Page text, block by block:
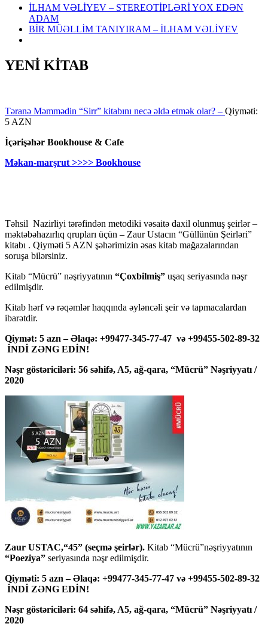
İLHAM VƏLİYEV – STEREOTİPLƏRİ YOX EDƏN
ADAM
BİR MÜƏLLİM TANIYIRAM – İLHAM VƏLİYEV
YENİ KİTAB
Təranə Məmmədin “Sirr” kitabını necə əldə etmək olar? – Qiyməti:
5 AZN
İçərişəhər Bookhouse & Cafe
Məkan-marşrut >>>> Bookhouse
Təhsil Nazirliyi tərəfindən metodiki vəsaitə daxil olunmuş şeirlər –
məktəbəhazırlıq qrupları üçün – Zaur Ustacın “Güllünün Şeirləri”
kitabı . Qiyməti 5 AZN şəhərimizin əsas kitab mağazalarından
soruşa bilərsiniz.
Kitab “Mücrü” nəşriyyatının “Çoxbilmiş” uşaq seriyasında nəşr
edilmişdir.
Kitab hərf və rəqəmlər haqqında əyləncəli şeir və tapmacalardan
ibarətdir.
Qiymət: 5 azn – Əlaqə: +99477-345-77-47 və +99455-502-89-32
İNDİ ZƏNG EDİN!
Nəşr göstəriciləri: 56 səhifə, A5, ağ-qara, “Mücrü” Nəşriyyatı /
2020
Zaur USTAC,“45” (seçmə şeirlər). Kitab “Mücrü”nəşriyyatının
“Poeziya” seriyasında nəşr edilmişdir.
Qiyməti: 5 azn – Əlaqə: +99477-345-77-47 və +99455-502-89-32
İNDİ ZƏNG EDİN!
Nəşr göstəriciləri: 64 səhifə, A5, ağ-qara, “Mücrü” Nəşriyyatı /
2020